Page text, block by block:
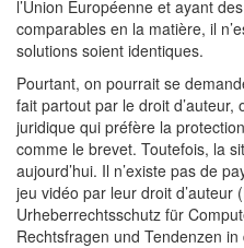
l’Union Européenne et ayant
comparables en la matière, il
solutions soient identiques.
Pourtant, on pourrait se
fait partout par le droit d’auteur,
juridique qui préfère la
comme le brevet. Toutefois, la
aujourd’hui. Il n’existe pas de
jeu vidéo par leur droit d’auteur
Urheberrechtsschutz für
Rechtsfragen und Tendenzen